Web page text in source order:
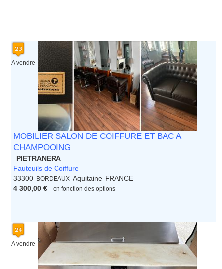
A vendre
MOBILIER SALON DE COIFFURE ET BAC A
CHAMPOOING
PIETRANERA
Fauteuils de Coiffure
33300 BORDEAUX Aquitaine FRANCE
4 300,00 €
en fonction des options
A vendre